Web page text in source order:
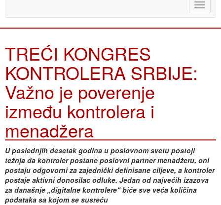
Toggle
TREĆI KONGRES
KONTROLERA SRBIJE:
Važno je poverenje
između kontrolera i
menadžera
U poslednjih desetak godina u poslovnom svetu postoji
težnja da kontroler postane poslovni partner menadžeru, oni
postaju odgovorni za zajednički definisane ciljeve, a kontroler
postaje aktivni donosilac odluke. Jedan od najvećih izazova
za današnje „digitalne kontrolere“ biće sve veća količina
podataka sa kojom se susreću